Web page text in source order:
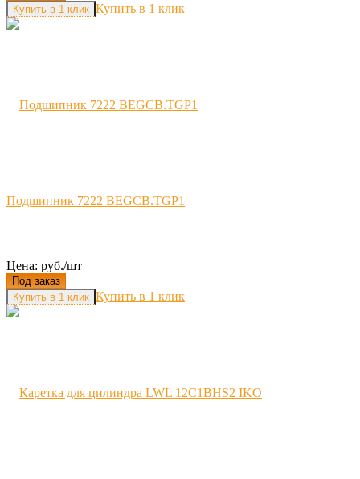
Купить в 1 клик
Подшипник 7222 BEGCB.TGP1
Цена: руб./шт
Под заказ
Купить в 1 клик